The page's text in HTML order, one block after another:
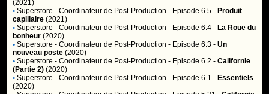
(2021)
• Superstore - Coordinateur de Post-Production - Episode 6.5 - Produit
capillaire (2021)
• Superstore - Coordinateur de Post-Production - Episode 6.4 - La Roue du
bonheur (2020)
• Superstore - Coordinateur de Post-Production - Episode 6.3 -Un
nouveau poste (2020)
• Superstore - Coordinateur de Post-Production - Episode 6.2 -Californie
(Partie 2) (2020)
• Superstore - Coordinateur de Post-Production - Episode 6.1 - Essentiels
(2020)